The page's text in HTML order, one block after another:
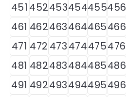
451 452453454455456
461 462463464465466
471 472 473474475476
481 482483484485486
491 492493494495496